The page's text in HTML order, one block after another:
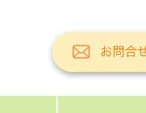
お問合